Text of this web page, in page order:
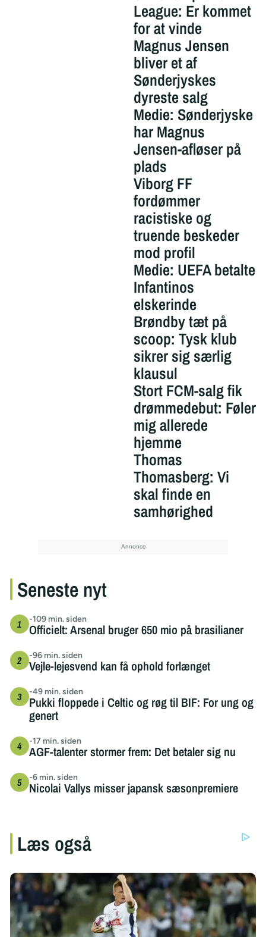
League: Er kommet
for at vinde
Magnus Jensen
bliver et af
Sønderjyskes
dyreste salg
Medie: Sønderjyske
har Magnus
Jensen-afløser på
plads
Viborg FF
fordømmer
racistiske og
truende beskeder
mod profil
Medie: UEFA betalte
Infantinos
elskerinde
Brøndby tæt på
scoop: Tysk klub
sikrer sig særlig
klausul
Stort FCM-salg fik
drømmedebut: Føler
mig allerede
hjemme
Thomas
Thomasberg: Vi
skal finde en
samhørighed
Seneste nyt
-109 min. siden
Officielt: Arsenal bruger 650 mio på brasilianer
-96 min. siden
Vejle-lejesvend kan få ophold forlænget
-49 min. siden
Pukki floppede i Celtic og røg til BIF: For ung og
genert
-17 min. siden
AGF-talenter stormer frem: Det betaler sig nu
-6 min. siden
Nicolai Vallys misser japansk sæsonpremiere